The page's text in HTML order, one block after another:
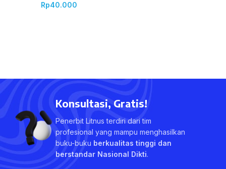
Rp40.000
Konsultasi, Gratis!
Penerbit Litnus terdiri dari tim
profesional yang mampu menghasilkan
buku-buku berkualitas tinggi dan
berstandar Nasional Dikti.